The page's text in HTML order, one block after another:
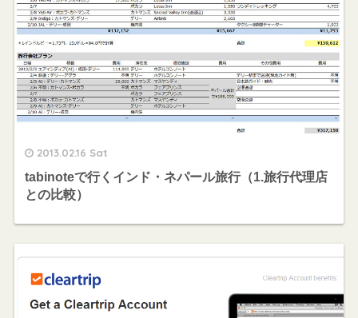
2013.02.16 Sat
tabinoteで行くインド・ネパール旅行（1.旅行代理店
との比較）